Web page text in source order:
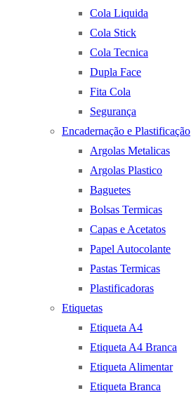
Cola Liquida
Cola Stick
Cola Tecnica
Dupla Face
Fita Cola
Segurança
Encadernação e Plastificação
Argolas Metalicas
Argolas Plastico
Baguetes
Bolsas Termicas
Capas e Acetatos
Papel Autocolante
Pastas Termicas
Plastificadoras
Etiquetas
Etiqueta A4
Etiqueta A4 Branca
Etiqueta Alimentar
Etiqueta Branca